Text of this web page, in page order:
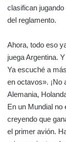
clasifican
del reglamento.
Ahora, todo eso
juega Argentina.
Ya escuché a
en octavos». ¡No
Alemania,
En un Mundial no
creyendo que
el primer avión.